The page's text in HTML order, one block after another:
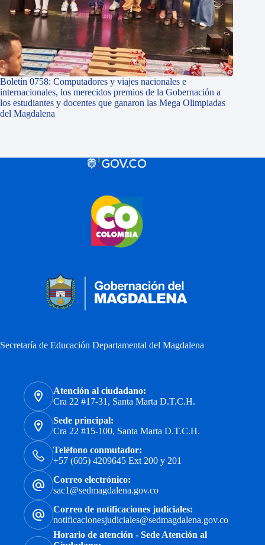
Boletín 0758: Computadores y viajes nacionales e
internacionales, los merecidos premios de la Gobernación a
los estudiantes y docentes que ganaron las Mega Olimpiadas
del Magdalena
Secretaría de Educación Departamental del Magdalena
Atención al ciudadano:
Cra 22 #17-31, Santa Marta D.T.C.H.
Sede principal:
Cra 22 #15-100, Santa Marta D.T.C.H.
Teléfono conmutador:
+57 (605) 4209645 Ext 200 y 201
Correo electrónico:
sac1@sedmagdalena.gov.co
Correo de notificaciones judiciales:
notificacionesjudiciales@sedmagdalena.gov.co
Horario de atención - Sede Atención al